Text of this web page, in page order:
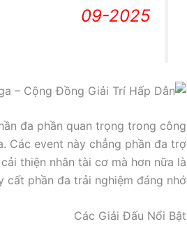
09-2025
đa phần quan trọng trong công
Các event này chẳng phần đa trợ
thiện nhân tài cơ mà hơn nữa là
phần đa trải nghiệm đáng nhớ.
Các Giải Đấu Nổi Bật